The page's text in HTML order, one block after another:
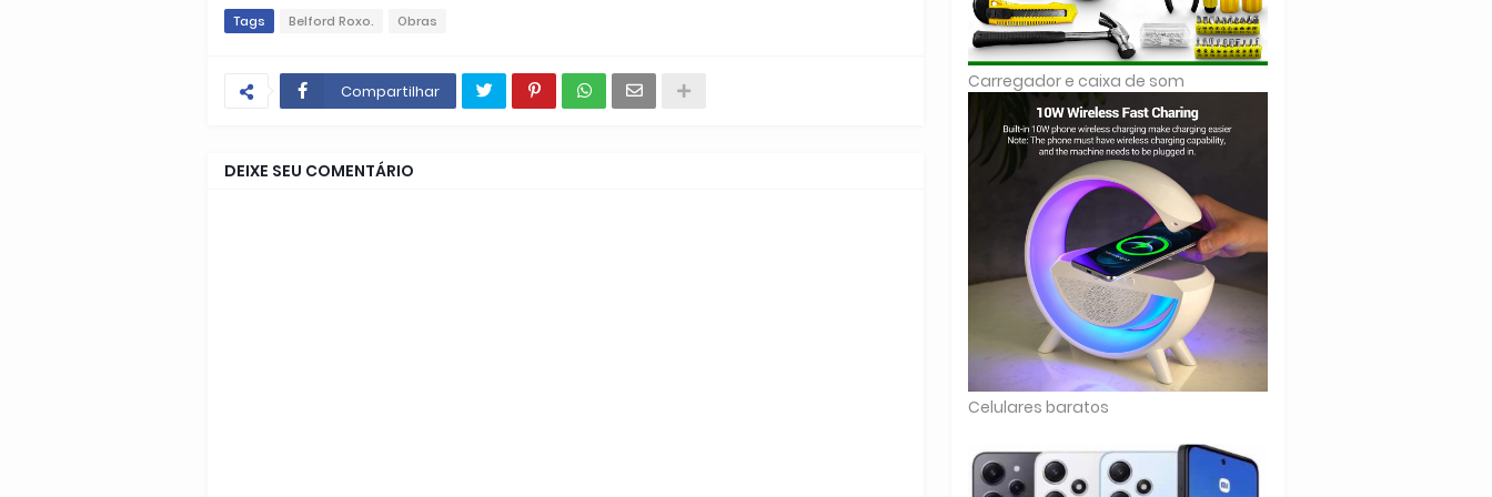
Tags Belford Roxo. Obras
Compartilhar
DEIXE SEU COMENTÁRIO
Carregador e caixa de som
Celulares baratos